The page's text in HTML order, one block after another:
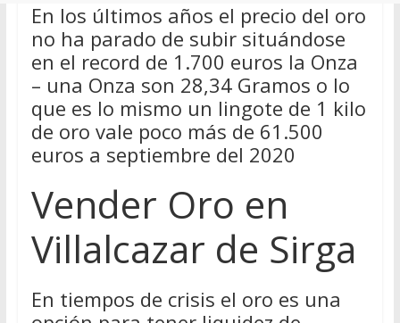
En los últimos años el precio del oro
no ha parado de subir situándose
en el record de 1.700 euros la Onza
– una Onza son 28,34 Gramos o lo
que es lo mismo un lingote de 1 kilo
de oro vale poco más de 61.500
euros a septiembre del 2020
Vender Oro en
Villalcazar de Sirga
En tiempos de crisis el oro es una